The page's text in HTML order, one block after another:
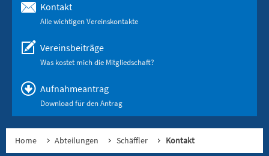
Kontakt
Alle wichtigen Vereinskontakte
Vereinsbeiträge
Was kostet mich die Mitgliedschaft?
Aufnahmeantrag
Download für den Antrag
Home Abteilungen Schäffler Kontakt